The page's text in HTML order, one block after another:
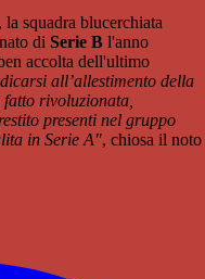
squadra blucerchiata
di Serie B l'anno
accolta dell'ultimo
all’allestimento della
fatto rivoluzionata,
presenti nel gruppo
in Serie A", chiosa il noto